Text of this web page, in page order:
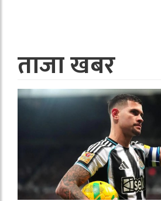
ताजा खबर